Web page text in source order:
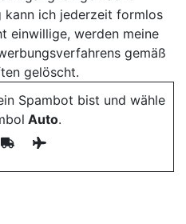
kann ich jederzeit formlos
einwillige, werden meine
gemäß
gelöscht.
Spambot bist und wähle
Auto.